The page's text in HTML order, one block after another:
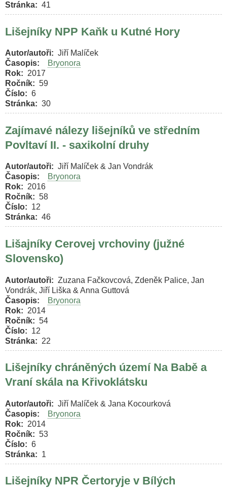
Stránka
41
Lišejníky NPP Kaňk u Kutné Hory
Autor/autoři
Jiří Malíček
Časopis
Bryonora
Rok
2017
Ročník
59
Číslo
6
Stránka
30
Zajímavé nálezy lišejníků ve středním
Povltaví II. - saxikolní druhy
Autor/autoři
Jiří Malíček & Jan Vondrák
Časopis
Bryonora
Rok
2016
Ročník
58
Číslo
12
Stránka
46
Lišajníky Cerovej vrchoviny (južné
Slovensko)
Autor/autoři
Zuzana Fačkovcová, Zdeněk Palice, Jan
Vondrák, Jiří Liška & Anna Guttová
Časopis
Bryonora
Rok
2014
Ročník
54
Číslo
12
Stránka
22
Lišejníky chráněných území Na Babě a
Vraní skála na Křivoklátsku
Autor/autoři
Jiří Malíček & Jana Kocourková
Časopis
Bryonora
Rok
2014
Ročník
53
Číslo
6
Stránka
1
Lišejníky NPR Čertoryje v Bílých